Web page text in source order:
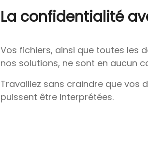
La confidentialité
Vos fichiers, ainsi que toutes les
nos solutions, ne sont en aucun
Travaillez sans craindre que vos
puissent être interprétées.